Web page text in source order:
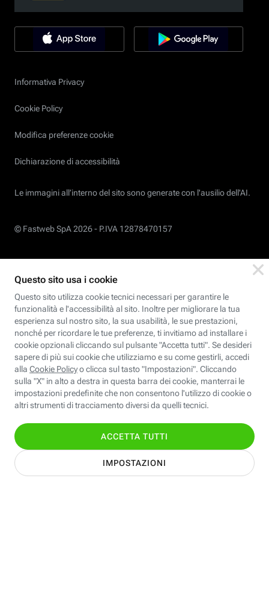
Informativa Privacy
Cookie Policy
Modifica preferenze cookie
Dichiarazione di accessibilità
Le immagini all’interno del sito sono generate con l'ausilio dell'AI.
© Fastweb SpA 2026 - P.IVA 12878470157